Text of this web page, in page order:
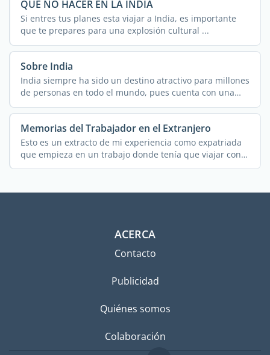
QUE NO HACER EN LA INDIA
Si entres tus planes esta viajar a India, es importante
que te prepares para una explosión cultural ...
Sobre India
India siempre ha sido un destino atractivo para millones
de personas en todo el mundo, pues cuenta con una
rica e ...
Memorias del Trabajador en el Extranjero
Esto es un extracto de mi experiencia como expatriada
que empieza en un trabajo donde tenía que viajar con
...
ACERCA
Contacto
Publicidad
Quiénes somos
Colaboración